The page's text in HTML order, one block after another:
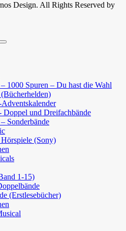
Design. All Rights Reserved by
1000 Spuren – Du hast die Wahl
Doppel und Dreifachbände
Sonderbände
(Sony)
1-15)
(Erstlesebücher)